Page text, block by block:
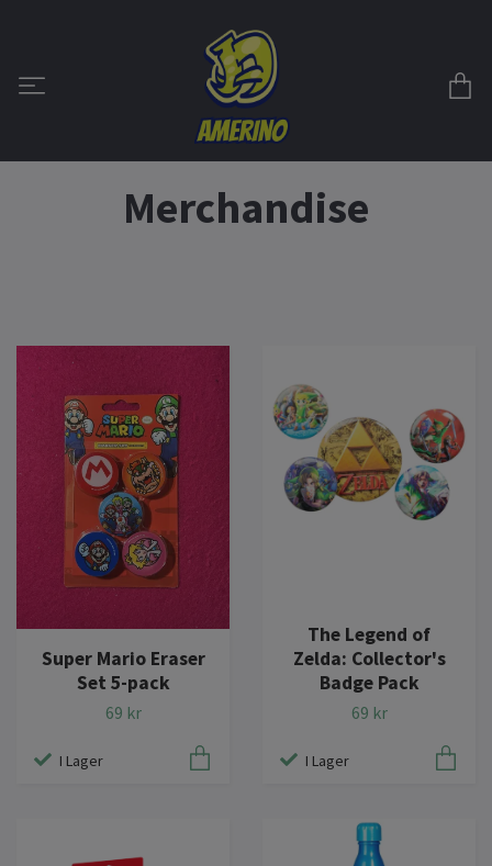
Merchandise
Super Mario Eraser
Set 5-pack
69 kr
I Lager
The Legend of
Zelda: Collector's
Badge Pack
69 kr
I Lager